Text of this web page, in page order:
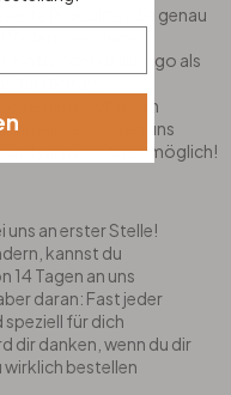
Produkte, die genau
Motiv oder dein Logo als
einem stylischen
passt? Sag uns
wir machen es möglich!
an erster Stelle!
kannst du
14 Tagen an uns
daran: Fast jeder
für dich
dir danken, wenn du dir
bestellen